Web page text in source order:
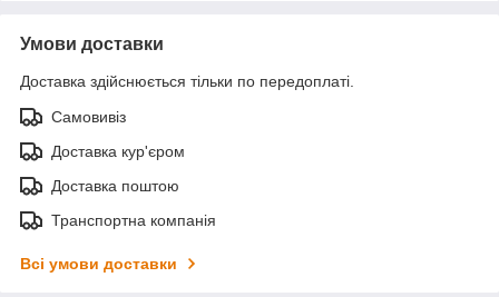
Умови доставки
Доставка здійснюється тільки по передоплаті.
Самовивіз
Доставка кур'єром
Доставка поштою
Транспортна компанія
Всі умови доставки